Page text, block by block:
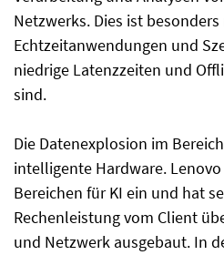
Netzwerks. Dies ist
Echtzeitanwendungen und
niedrige Latenzzeiten und
sind.
Die Datenexplosion im
intelligente Hardware.
Bereichen für KI ein und hat
Rechenleistung vom Client
und Netzwerk ausgebaut. In